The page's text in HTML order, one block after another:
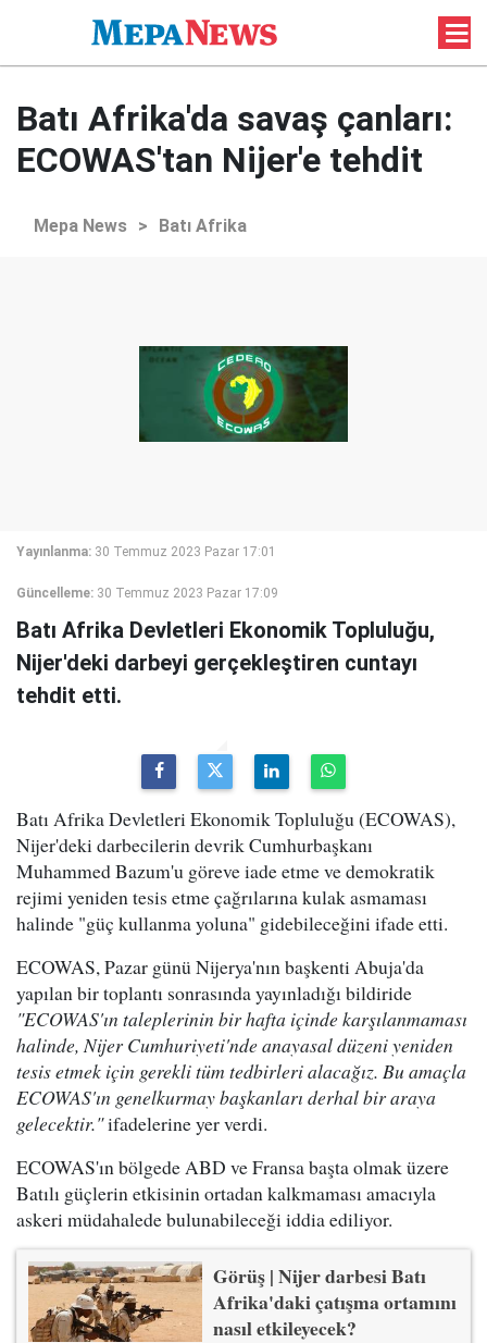
Batı Afrika'da savaş çanları:
ECOWAS'tan Nijer'e tehdit
Mepa News > Batı Afrika
Yayınlanma: 30 Temmuz 2023 Pazar 17:01
Güncelleme: 30 Temmuz 2023 Pazar 17:09
Batı Afrika Devletleri Ekonomik Topluluğu,
Nijer'deki darbeyi gerçekleştiren cuntayı
tehdit etti.
Batı Afrika Devletleri Ekonomik Topluluğu (ECOWAS),
Nijer'deki darbecilerin devrik Cumhurbaşkanı
Muhammed Bazum'u göreve iade etme ve demokratik
rejimi yeniden tesis etme çağrılarına kulak asmaması
halinde "güç kullanma yoluna" gidebileceğini ifade etti.
ECOWAS, Pazar günü Nijerya'nın başkenti Abuja'da
yapılan bir toplantı sonrasında yayınladığı bildiride
"ECOWAS'ın taleplerinin bir hafta içinde karşılanmaması
halinde, Nijer Cumhuriyeti'nde anayasal düzeni yeniden
tesis etmek için gerekli tüm tedbirleri alacağız. Bu amaçla
ECOWAS'ın genelkurmay başkanları derhal bir araya
gelecektir."ifadelerine yer verdi.
ECOWAS'ın bölgede ABD ve Fransa başta olmak üzere
Batılı güçlerin etkisinin ortadan kalkmaması amacıyla
askeri müdahalede bulunabileceği iddia ediliyor.
Görüş | Nijer darbesi Batı
Afrika'daki çatışma ortamını
nasıl etkileyecek?